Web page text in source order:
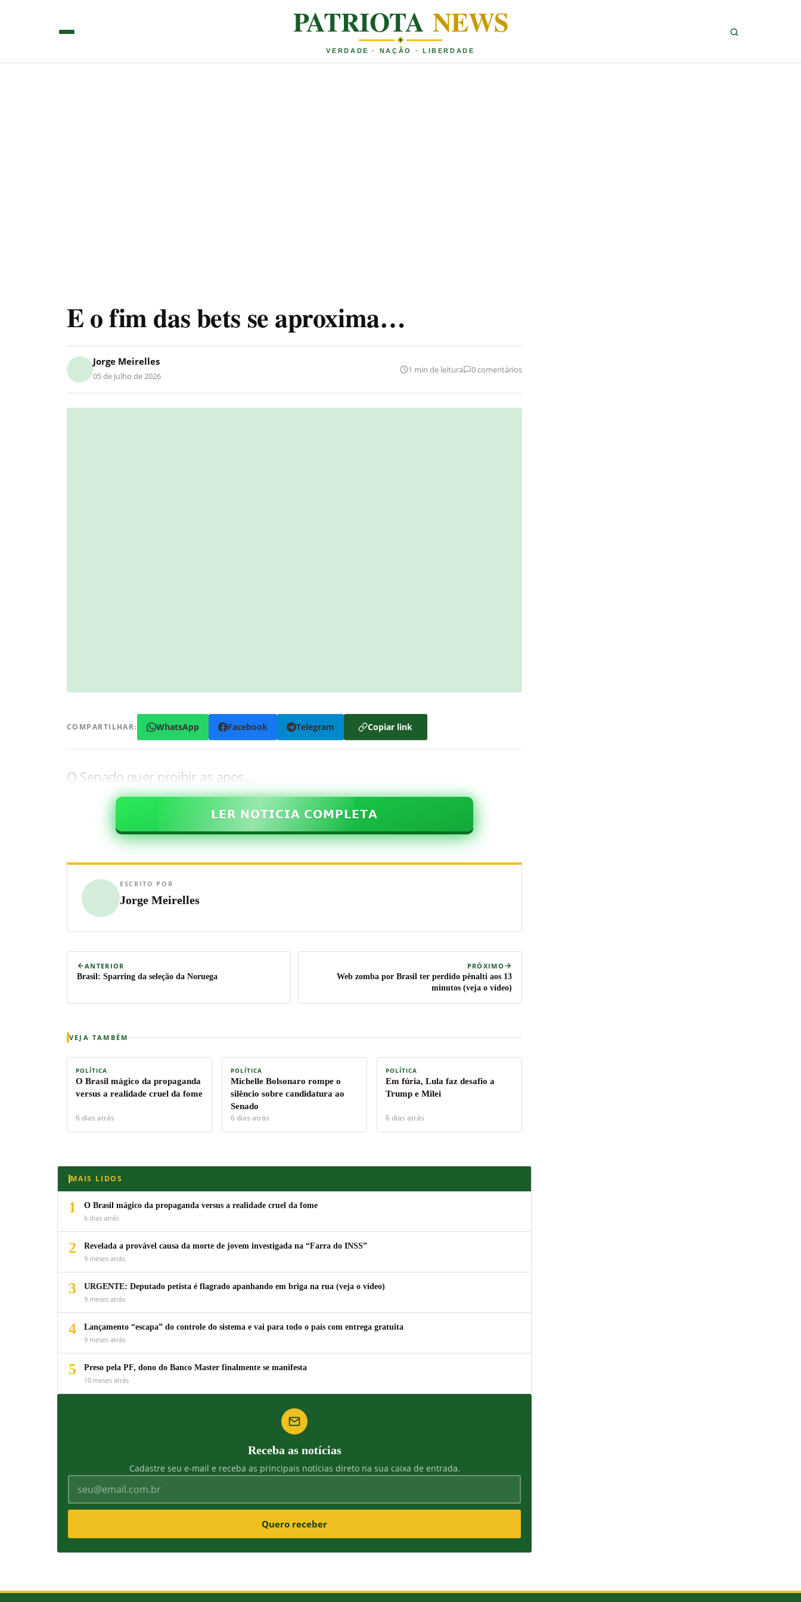
PATRIOTA NEWS
VERDADE · NAÇÃO · LIBERDADE
E o fim das bets se aproxima…
Jorge Meirelles
05 de julho de 2026
1 min de leitura 0 comentários
COMPARTILHAR: WhatsApp Facebook Telegram Copiar link
O Senado quer proibir as apos…
𝗟𝗘𝗥 𝗡𝗢𝗧𝗜𝗖𝗜𝗔 𝗖𝗢𝗠𝗣𝗟𝗘𝗧𝗔
ESCRITO POR
Jorge Meirelles
ANTERIOR
Brasil: Sparring da seleção da Noruega
PRÓXIMO
Web zomba por Brasil ter perdido pênalti aos 13
minutos (veja o vídeo)
VEJA TAMBÉM
POLÍTICA
O Brasil mágico da propaganda
versus a realidade cruel da fome
6 dias atrás
POLÍTICA
Michelle Bolsonaro rompe o
silêncio sobre candidatura ao
Senado
6 dias atrás
POLÍTICA
Em fúria, Lula faz desafio a
Trump e Milei
6 dias atrás
MAIS LIDOS
1
O Brasil mágico da propaganda versus a realidade cruel da fome
6 dias atrás
2
Revelada a provável causa da morte de jovem investigada na “Farra do INSS”
9 meses atrás
3
URGENTE: Deputado petista é flagrado apanhando em briga na rua (veja o vídeo)
9 meses atrás
4
Lançamento “escapa” do controle do sistema e vai para todo o país com entrega gratuita
9 meses atrás
5
Preso pela PF, dono do Banco Master finalmente se manifesta
10 meses atrás
Receba as notícias
Cadastre seu e-mail e receba as principais notícias direto na sua caixa de entrada.
Quero receber